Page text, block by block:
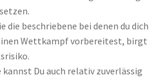
die beschriebene bei denen du dich
Wettkampf vorbereitest, birgt
Du auch relativ zuverlässig